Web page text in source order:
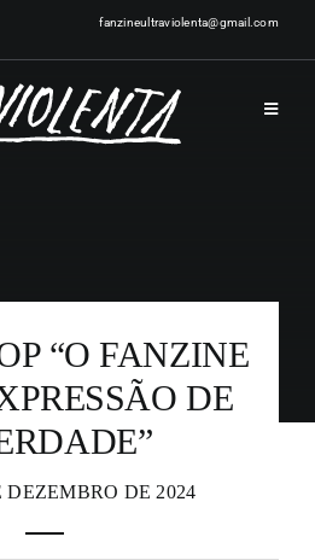
fanzineultraviolenta@gmail.com
Toggle
“O FANZINE
DE
DEZEMBRO DE 2024